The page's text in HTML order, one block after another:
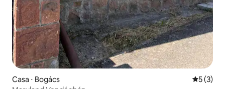
Casa ⋅ Bogács 5 de
5 (3)